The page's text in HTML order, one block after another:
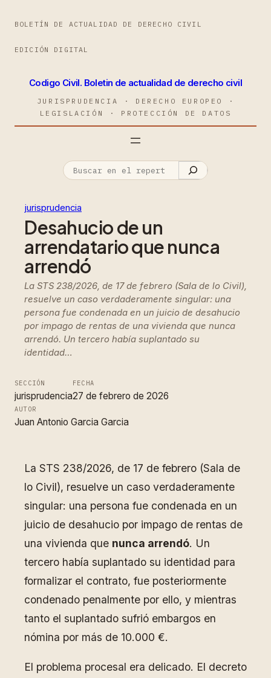
BOLETÍN DE ACTUALIDAD DE DERECHO CIVIL
EDICIÓN DIGITAL
Codigo Civil. Boletin de actualidad de derecho civil
JURISPRUDENCIA · DERECHO EUROPEO ·
LEGISLACIÓN · PROTECCIÓN DE DATOS
jurisprudencia
Desahucio de un
arrendatario que nunca
arrendó
La STS 238/2026, de 17 de febrero (Sala de lo Civil),
resuelve un caso verdaderamente singular: una
persona fue condenada en un juicio de desahucio
por impago de rentas de una vivienda que nunca
arrendó. Un tercero había suplantado su
identidad…
SECCIÓN
jurisprudencia
FECHA
27 de febrero de 2026
AUTOR
Juan Antonio Garcia Garcia
La STS 238/2026, de 17 de febrero (Sala de
lo Civil), resuelve un caso verdaderamente
singular: una persona fue condenada en un
juicio de desahucio por impago de rentas de
una vivienda que nunca arrendó. Un
tercero había suplantado su identidad para
formalizar el contrato, fue posteriormente
condenado penalmente por ello, y mientras
tanto el suplantado sufrió embargos en
nómina por más de 10.000 €.
El problema procesal era delicado. El decreto